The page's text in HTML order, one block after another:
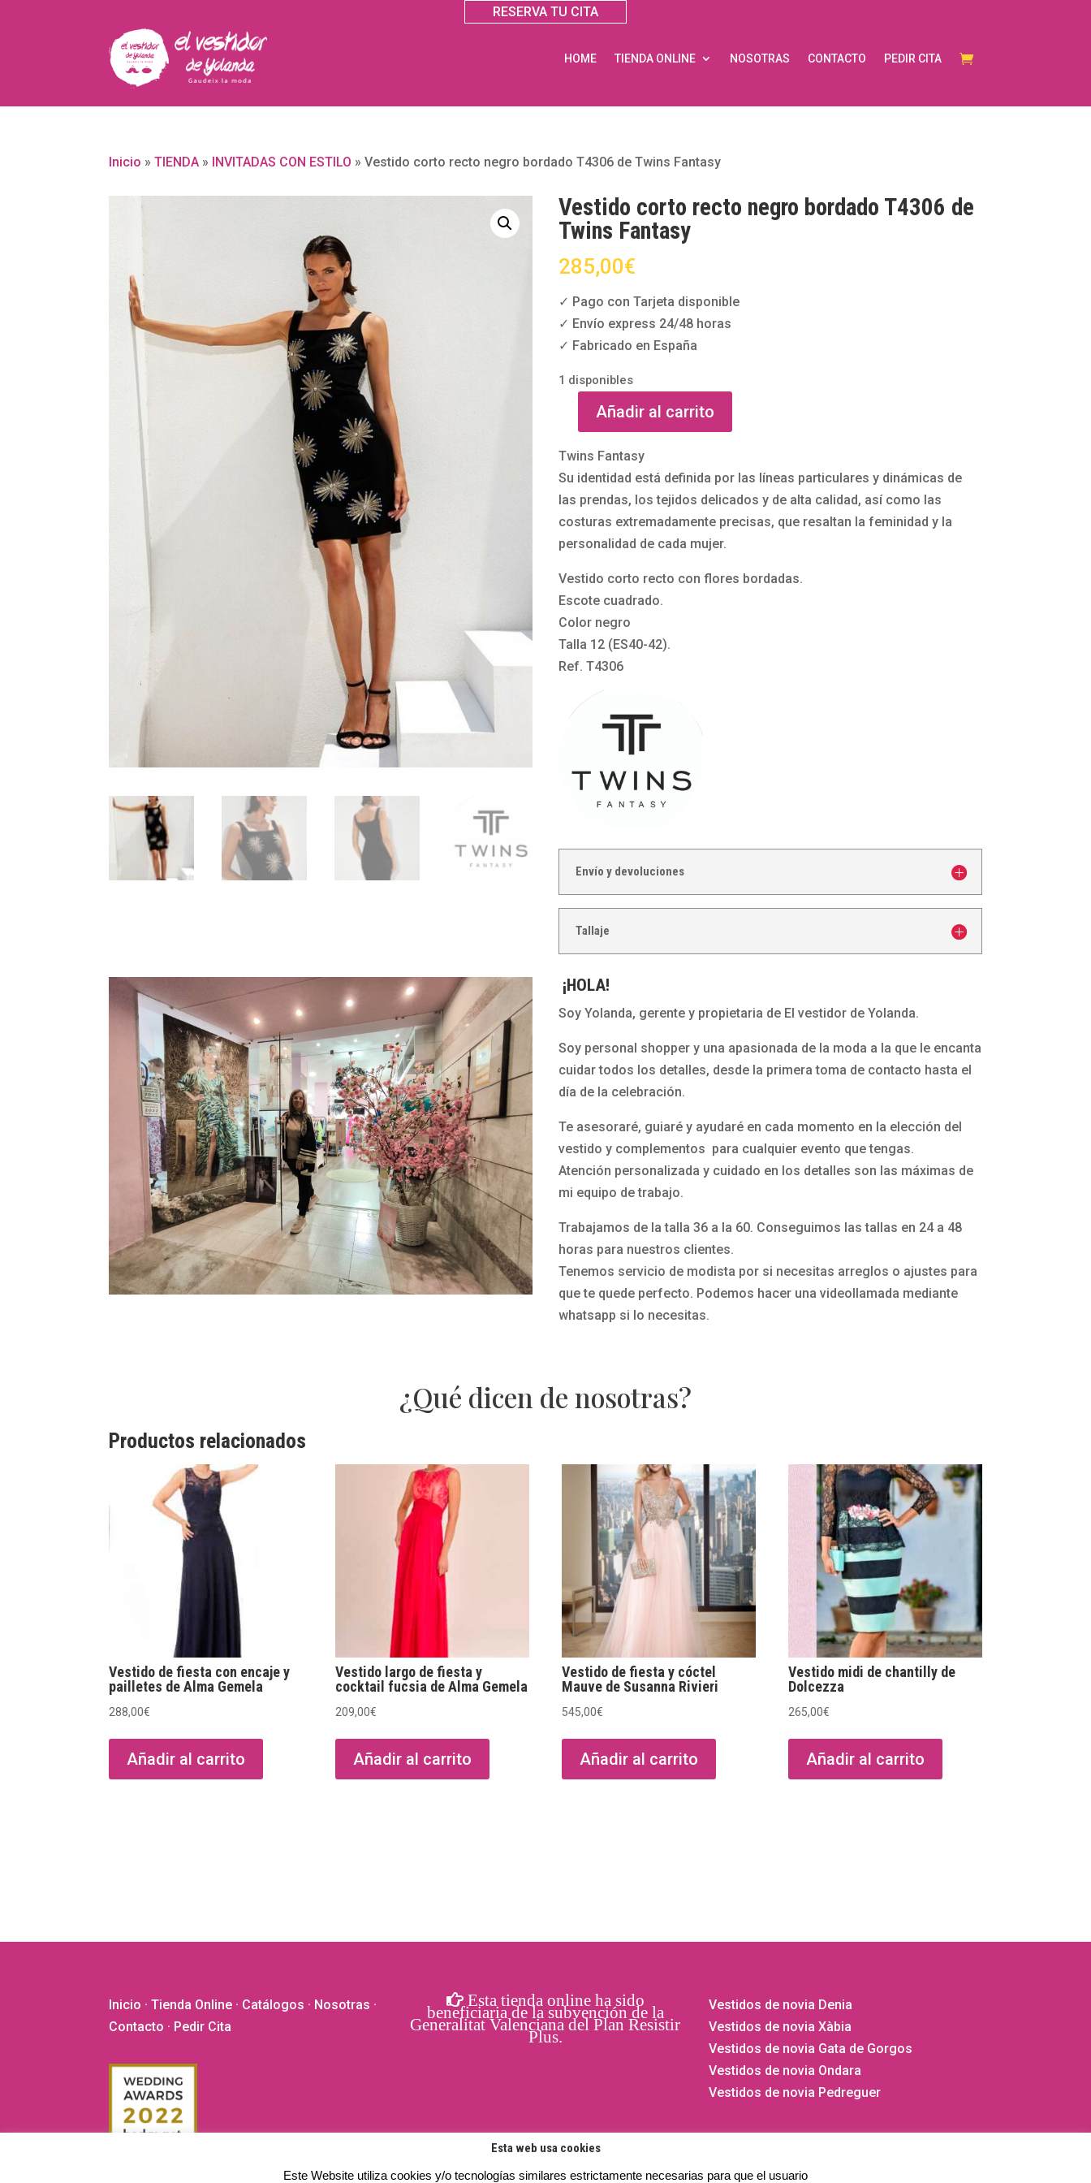
RESERVA TU CITA
HOME TIENDA ONLINE NOSOTRAS CONTACTO PEDIR CITA
Inicio »TIENDA » INVITADAS CON ESTILO »Vestido corto recto negro bordado T4306 de Twins Fantasy
Vestido corto recto negro bordado T4306 de
Twins Fantasy
285,00€
✓ Pago con Tarjeta disponible
✓ Envío express 24/48 horas
✓ Fabricado en España
1 disponibles
Vestido
recto
negro
bordado
T4306
de
Twins
Fantasy
cantidad
Añadir al carrito
Twins Fantasy
Su identidad está definida por las líneas particulares y dinámicas de
las prendas, los tejidos delicados y de alta calidad, así como las
costuras extremadamente precisas, que resaltan la feminidad y la
personalidad de cada mujer.
Vestido corto recto con flores bordadas.
Escote cuadrado.
Color negro
Talla 12 (ES40-42).
Ref. T4306
Envío y devoluciones
Tallaje
¡HOLA!
Soy Yolanda, gerente y propietaria de El vestidor de Yolanda.
Soy personal shopper y una apasionada de la moda a la que le encanta
cuidar todos los detalles, desde la primera toma de contacto hasta el
día de la celebración.
Te asesoraré, guiaré y ayudaré en cada momento en la elección del
vestido y complementos para cualquier evento que tengas.
Atención personalizada y cuidado en los detalles son las máximas de
mi equipo de trabajo.
Trabajamos de la talla 36 a la 60. Conseguimos las tallas en 24 a 48
horas para nuestros clientes.
Tenemos servicio de modista por si necesitas arreglos o ajustes para
que te quede perfecto. Podemos hacer una videollamada mediante
whatsapp si lo necesitas.
¿Qué dicen de nosotras?
Productos relacionados
Vestido de fiesta con encaje y
pailletes de Alma Gemela
288,00€
Añadir al carrito
Vestido largo de fiesta y
cocktail fucsia de Alma Gemela
209,00€
Añadir al carrito
Vestido de fiesta y cóctel
Mauve de Susanna Rivieri
545,00€
Añadir al carrito
Vestido midi de chantilly de
Dolcezza
265,00€
Añadir al carrito
Inicio ·Tienda Online · Catálogos · Nosotras ·
Contacto · Pedir Cita
Esta tienda online ha sido
beneficiaria de la subvención de la
Generalitat Valenciana del Plan Resistir
Plus.
Vestidos de novia Denia
Vestidos de novia Xàbia
Vestidos de novia Gata de Gorgos
Vestidos de novia Ondara
Vestidos de novia Pedreguer
Esta web usa cookies
Este Website utiliza cookies y/o tecnologías similares estrictamente necesarias para que el usuario